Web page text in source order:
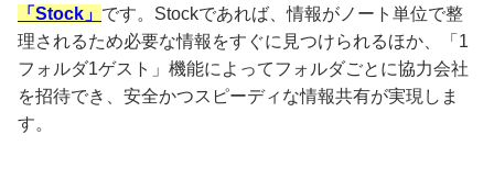
「Stock」 です。Stockであれば、情報がノート単位で整
理されるため必要な情報をすぐに見つけられるほか、「1
フォルダ1ゲスト」機能によってフォルダごとに協力会社
を招待でき、安全かつスピーディな情報共有が実現しま
す。